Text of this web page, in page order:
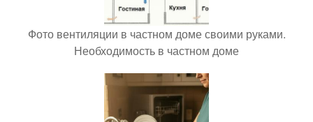
Фото вентиляции в частном доме своими руками.
Необходимость в частном доме